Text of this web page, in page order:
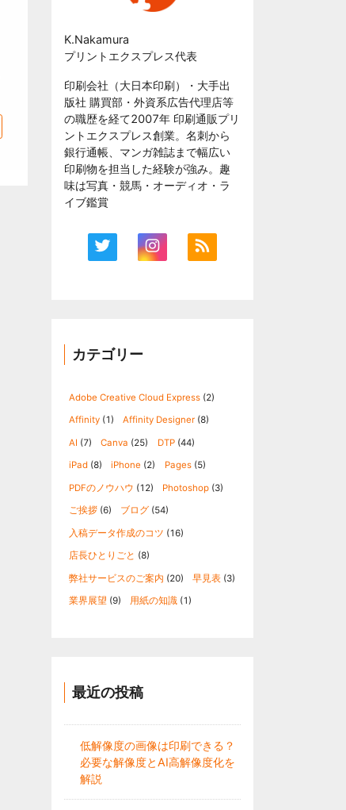
K.Nakamura
プリントエクスプレス代表
印刷会社（大日本印刷）・大手出
版社 購買部・外資系広告代理店等
の職歴を経て2007年 印刷通販プリ
ントエクスプレス創業。名刺から
銀行通帳、マンガ雑誌まで幅広い
印刷物を担当した経験が強み。趣
味は写真・競馬・オーディオ・ラ
イブ鑑賞
カテゴリー
Adobe Creative Cloud Express(2)
Affinity(1) Affinity Designer (8)
AI (7) Canva (25) DTP(44)
iPad (8) iPhone (2) Pages(5)
PDFのノウハウ (12) Photoshop (3)
ご挨拶(6) ブログ (54)
入稿データ作成のコツ (16)
店長ひとりごと (8)
弊社サービスのご案内 (20) 早見表 (3)
業界展望 (9) 用紙の知識 (1)
最近の投稿
低解像度の画像は印刷できる？
必要な解像度とAI高解像度化を
解説